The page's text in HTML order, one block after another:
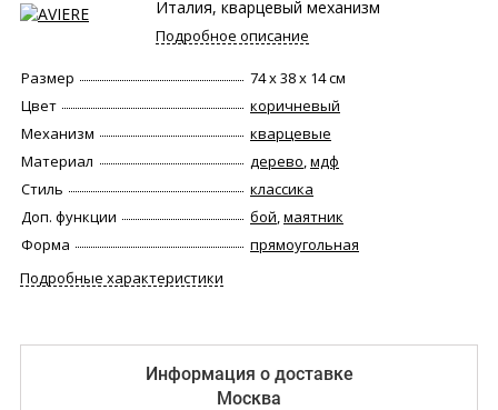
Италия, кварцевый механизм
Подробное описание
Размер
74 х 38 х 14 см
Цвет
коричневый
Механизм
кварцевые
Материал
дерево,мдф
Стиль
классика
Доп. функции
бой,маятник
Форма
прямоугольная
Подробные характеристики
Информация о доставке
Москва